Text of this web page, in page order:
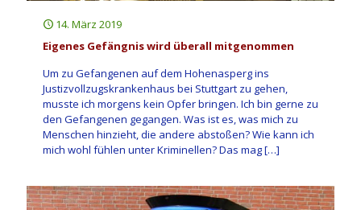
14. März 2019
Eigenes Gefängnis wird überall mitgenommen
Um zu Gefangenen auf dem Hohenasperg ins
Justizvollzugskrankenhaus bei Stuttgart zu gehen,
musste ich morgens kein Opfer bringen. Ich bin gerne zu
den Gefangenen gegangen. Was ist es, was mich zu
Menschen hinzieht, die andere abstoßen? Wie kann ich
mich wohl fühlen unter Kriminellen? Das mag[…]